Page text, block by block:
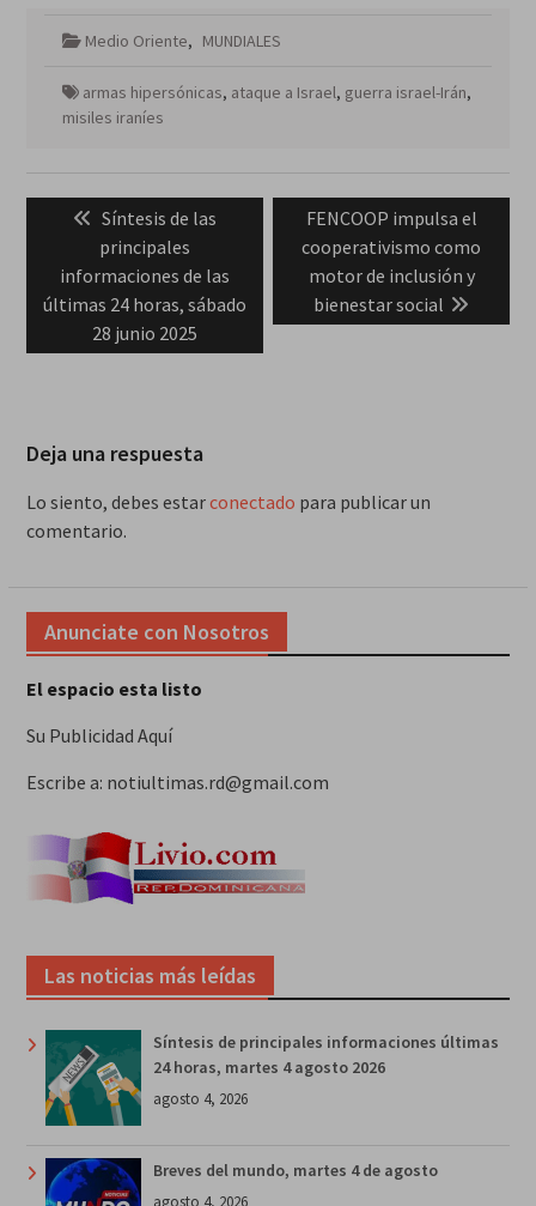
Medio Oriente, MUNDIALES
armas hipersónicas, ataque a Israel, guerra israel-Irán,
misiles iraníes
entradas
Previous
post:
Síntesis de las
principales
informaciones de las
últimas 24 horas, sábado
28 junio 2025
Next
post:
FENCOOP impulsa el
cooperativismo como
motor de inclusión y
bienestar social
Deja una respuesta
Lo siento, debes estarconectado para publicar un
comentario.
Anunciate con Nosotros
El espacio esta listo
Su Publicidad Aquí
Escribe a: notiultimas.rd@gmail.com
Las noticias más leídas
Síntesis de principales informaciones últimas
24 horas, martes 4 agosto 2026
agosto 4, 2026
Breves del mundo, martes 4 de agosto
agosto 4, 2026